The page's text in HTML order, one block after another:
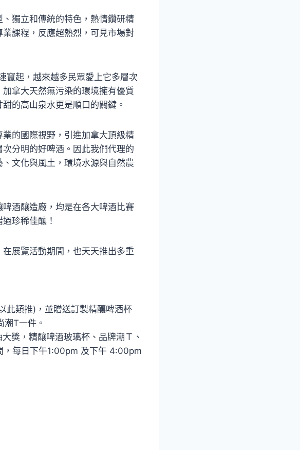
獨立和傳統的特色，熱情鑽研精
課程，反應超熱烈，可見市場對
竄起，越來越多民眾愛上它多層次
拿大天然無污染的環境擁有優質
的高山泉水更是順口的關鍵。
的國際視野，引進加拿大頂級精
分明的好啤酒。因此我們代理的
文化與風土，環境水源與自然農
酒釀造廠，均是在各大啤酒比賽
珍稀佳釀！
展覽活動期間，也天天推出多重
此類推)，並贈送訂製精釀啤酒杯
T一件。
獎，精釀啤酒玻璃杯、品牌潮Ｔ、
，每日下午1:00pm 及下午 4:00pm